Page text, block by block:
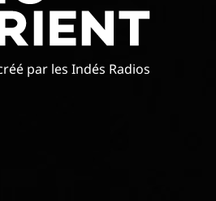
par les Indés Radios